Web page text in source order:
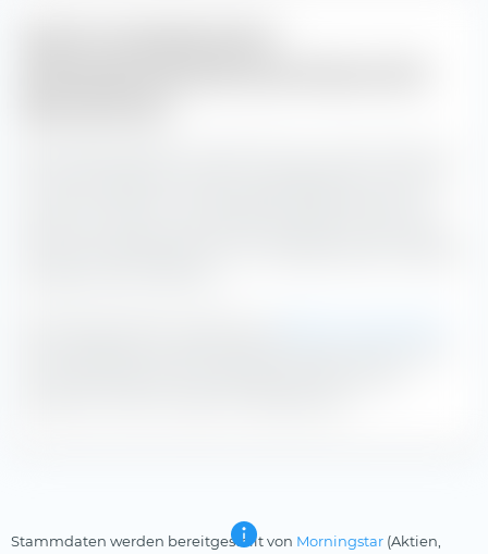
Stammdaten werden bereitgestellt von Morningstar (Aktien,